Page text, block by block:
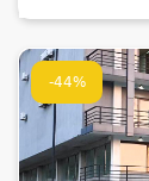
-44%